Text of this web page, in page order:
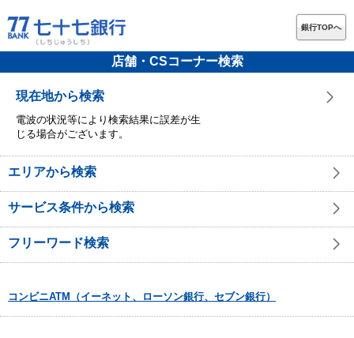
銀行TOPへ
店舗・CSコーナー検索
現在地から検索
電波の状況等により検索結果に誤差が生
じる場合がございます。
エリアから検索
サービス条件から検索
フリーワード検索
コンビニATM（イーネット、ローソン銀行、セブン銀行）